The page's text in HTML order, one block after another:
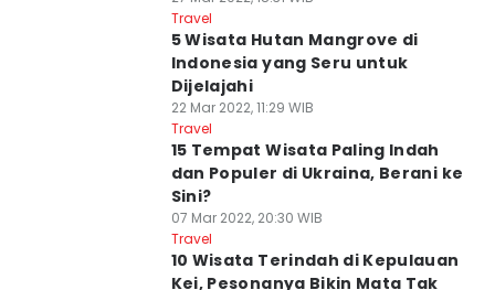
Travel
5 Wisata Hutan Mangrove di
Indonesia yang Seru untuk
Dijelajahi
22 Mar 2022, 11:29 WIB
Travel
15 Tempat Wisata Paling Indah
dan Populer di Ukraina, Berani ke
Sini?
07 Mar 2022, 20:30 WIB
Travel
10 Wisata Terindah di Kepulauan
Kei, Pesonanya Bikin Mata Tak